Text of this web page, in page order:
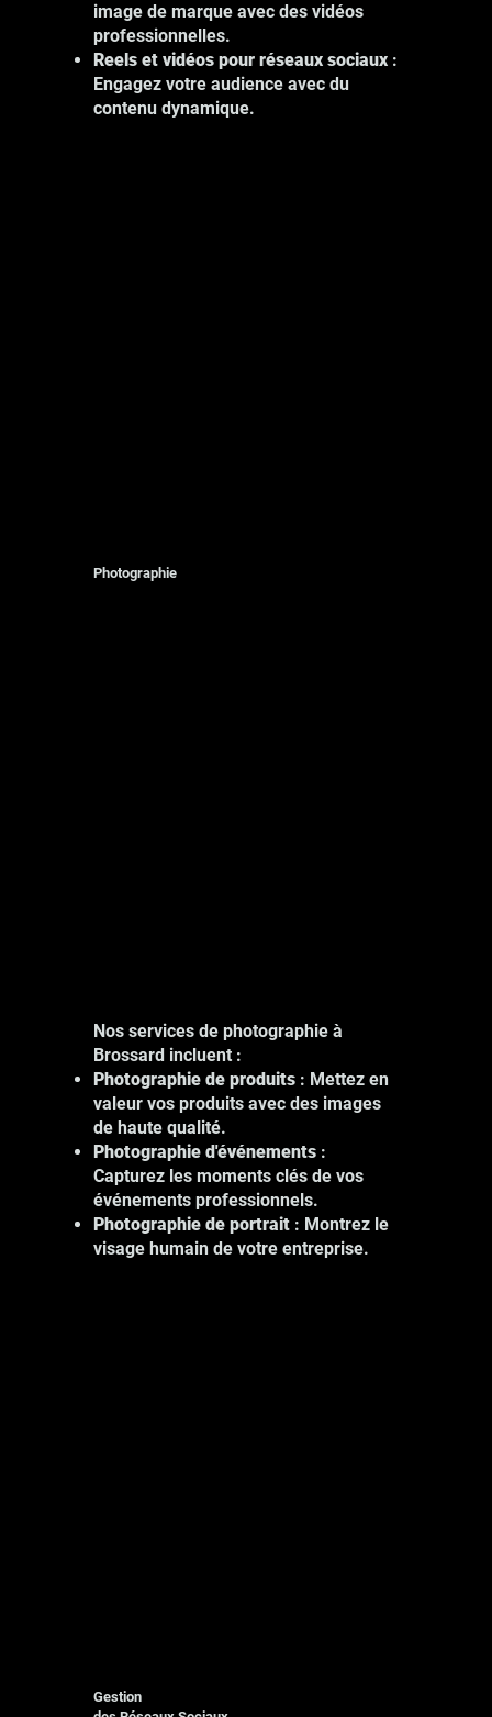
image de marque avec des vidéos
professionnelles.
Reels et vidéos pour réseaux sociaux :
Engagez votre audience avec du
contenu dynamique.
Photographie
Nos services de photographie à
Brossard incluent :
Photographie de produits: Mettez en
valeur vos produits avec des images
de haute qualité.
Photographie d'événements :
Capturez les moments clés de vos
événements professionnels.
Photographie de portrait: Montrez le
visage humain de votre entreprise.
Gestion